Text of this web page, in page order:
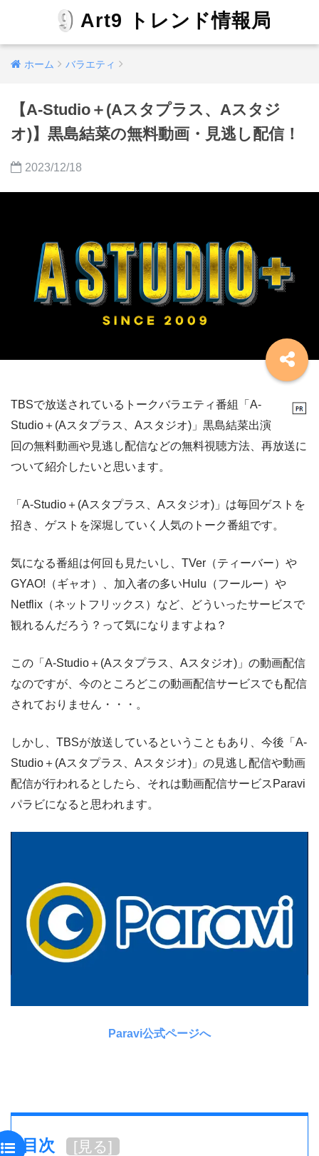
Art9 トレンド情報局
ホーム バラエティ
【A-Studio＋(Aスタプラス、Aスタジ
オ)】黒島結菜の無料動画・見逃し配信！
2023/12/18
TBSで放送されているトークバラエティ番組「A-
Studio＋(Aスタプラス、Aスタジオ)」黒島結菜出演
回の無料動画や見逃し配信などの無料視聴方法、再放送に
ついて紹介したいと思います。
「A-Studio＋(Aスタプラス、Aスタジオ)」は毎回ゲストを
招き、ゲストを深堀していく人気のトーク番組です。
気になる番組は何回も見たいし、TVer（ティーバー）や
GYAO!（ギャオ）、加入者の多いHulu（フールー）や
Netflix（ネットフリックス）など、どういったサービスで
観れるんだろう？って気になりますよね？
この「A-Studio＋(Aスタプラス、Aスタジオ)」の動画配信
なのですが、今のところどこの動画配信サービスでも配信
されておりません・・・。
しかし、TBSが放送しているということもあり、今後「A-
Studio＋(Aスタプラス、Aスタジオ)」の見逃し配信や動画
配信が行われるとしたら、それは動画配信サービスParavi
パラビになると思われます。
Paravi公式ページへ
目次 [見る]